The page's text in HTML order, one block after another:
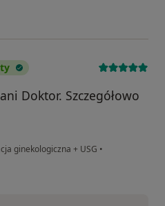
Doktor. Szczegółowo
ginekologiczna + USG •